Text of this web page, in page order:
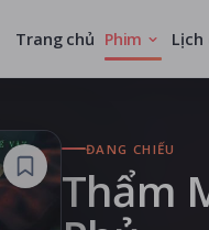
Trang chủ Phim Lịch
ĐANG CHIẾU
Thẩm